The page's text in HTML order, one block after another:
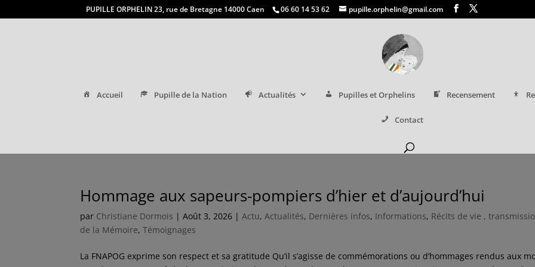
PUPILLE ORPHELIN 23, rue de Bretagne 14000 Caen 06 60 14 53 62 pupille.orphelin@gmail.com
Accueil Pupille de la Nation Actualités Pupilles et Orphelins Recensement
Contact
Hommage aux sapeurs-pompiers d’hier et d’aujourd’hui
par Christiane Dormois |Août 3, 2026 |Actu,Actualités, Dernières infos, Informations, Récits de vie ,
de la Mémoire,Témoignages
La FNAPOG exprime son respect et sa gratitude Qu’il s’agisse de commémorations ou d’hommages rendus aux